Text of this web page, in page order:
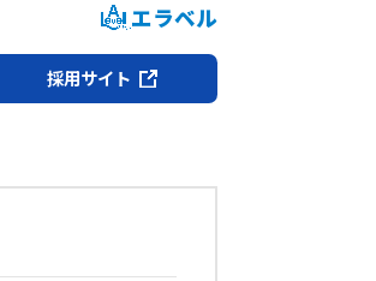
エラベル
採用サイト